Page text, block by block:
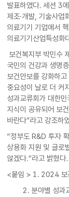
발표하였다. 세션 3
제조·개발, 기술사
의료기기 기업에서
의료기기산업특성화
보건복지부 박민수
국민의 건강과 생명
보건안보를 강화하
중요성이 날로 더 커
성과교류회가 대한
지식이 공유되어 보
바란다”라고 강조하
“정부도 R&D 투자
상용화 지원 및 글로
않겠다.”라고 밝혔다.
<붙임 > 1. 2024 보
2. 분야별 성과교